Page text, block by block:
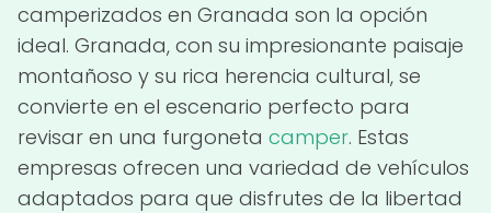
camperizados en Granada son la opción
ideal. Granada, con su impresionante paisaje
montañoso y su rica herencia cultural, se
convierte en el escenario perfecto para
revisar en una furgoneta camper. Estas
empresas ofrecen una variedad de vehículos
adaptados para que disfrutes de la libertad